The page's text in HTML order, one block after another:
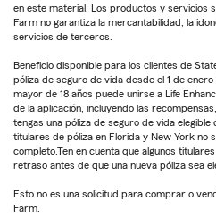
en este material. Los productos y servicios
Farm no garantiza la mercantabilidad, la
servicios de terceros.
Beneficio disponible para los clientes de
póliza de seguro de vida desde el 1 de
mayor de 18 años puede unirse a Life
de la aplicación, incluyendo las
tengas una póliza de seguro de vida
titulares de póliza en Florida y New York no
completo.Ten en cuenta que algunos
retraso antes de que una nueva póliza sea
Esto no es una solicitud para comprar o
Farm.